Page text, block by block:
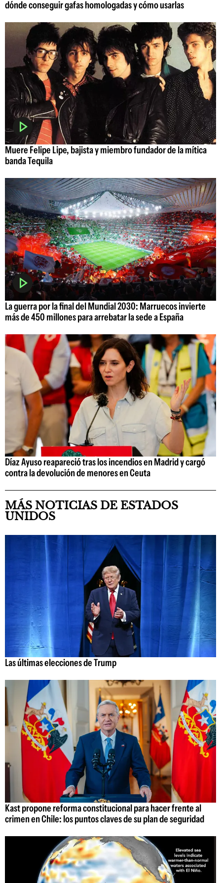
dónde conseguir gafas homologadas y cómo usarlas
Muere Felipe Lipe, bajista y miembro fundador de la mítica
banda Tequila
La guerra por la final del Mundial 2030: Marruecos invierte
más de 450 millones para arrebatar la sede a España
Díaz Ayuso reapareció tras los incendios en Madrid y cargó
contra la devolución de menores en Ceuta
MÁS NOTICIAS DE ESTADOS
UNIDOS
Las últimas elecciones de Trump
Kast propone reforma constitucional para hacer frente al
crimen en Chile: los puntos claves de su plan de seguridad